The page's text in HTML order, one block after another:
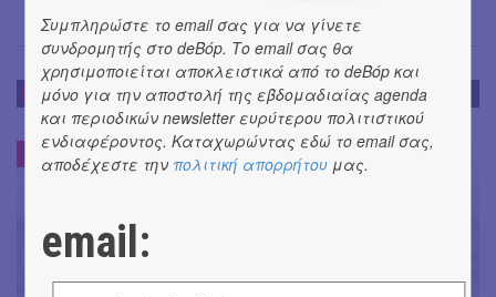
ΝΕΑ
ΝΕΑ
Συμπληρώστε το email σας για να γίνετε
συνδρομητής στο deBόp. Το email σας θα
χρησιμοποιείται αποκλειστικά από το deBόp και
μόνο για την αποστολή της εβδομαδιαίας agenda
και περιοδικών newsletter ευρύτερου πολιτιστικού
ενδιαφέροντος. Καταχωρώντας εδώ το email σας,
αποδέχεστε την πολιτική απορρήτου μας.
email: